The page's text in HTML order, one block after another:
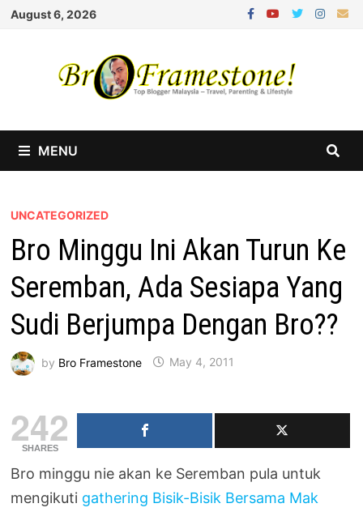
Skip
August 6, 2026
MENU
UNCATEGORIZED
Bro Minggu Ini Akan Turun Ke
Seremban, Ada Sesiapa Yang
Sudi Berjumpa Dengan Bro??
by Bro Framestone May 4, 2011
242
SHARES
Bro minggu nie akan ke Seremban pula untuk
mengikuti gathering Bisik-Bisik Bersama Mak